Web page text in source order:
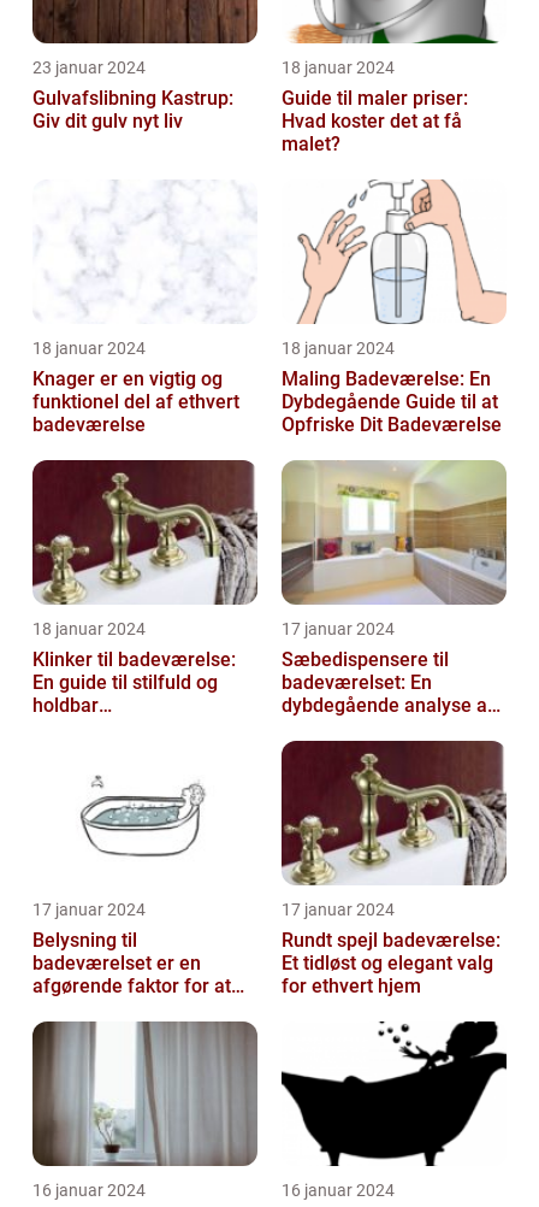
23 januar 2024
Gulvafslibning Kastrup:
Giv dit gulv nyt liv
18 januar 2024
Guide til maler priser:
Hvad koster det at få
malet?
18 januar 2024
Knager er en vigtig og
funktionel del af ethvert
badeværelse
18 januar 2024
Maling Badeværelse: En
Dybdegående Guide til at
Opfriske Dit Badeværelse
18 januar 2024
Klinker til badeværelse:
En guide til stilfuld og
holdbar
17 januar 2024
Sæbedispensere til
badeværelset: En
dybdegående analyse af
dit hjem
17 januar 2024
Belysning til
badeværelset er en
afgørende faktor for at
funktionalitet i rummet...
17 januar 2024
Rundt spejl badeværelse:
Et tidløst og elegant valg
for ethvert hjem
16 januar 2024 16 januar 2024